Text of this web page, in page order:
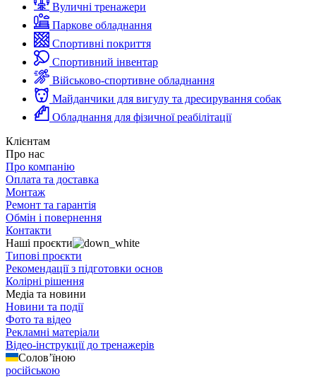
Вуличні тренажери
Паркове обладнання
Спортивні покриття
Спортивний інвентар
Військово-спортивне обладнання
Майданчики для вигулу та дресирування собак
Обладнання для фізичної реабілітації
Клієнтам
Про нас
Про компанію
Оплата та доставка
Монтаж
Ремонт та гарантія
Обмін і повернення
Контакти
Наші проєкти
Типові проєкти
Рекомендації з підготовки основ
Колірні рішення
Медіа та новини
Новини та події
Фото та відео
Рекламні матеріали
Відео-інструкції до тренажерів
Солов’їною
російською